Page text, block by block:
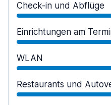
Check-in und Abflüge
Einrichtungen am
WLAN
Restaurants und